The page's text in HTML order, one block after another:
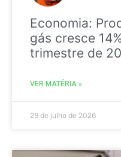
Economia:
gás cresce
trimestre de
VER MATÉRIA »
29 de julho de 2026